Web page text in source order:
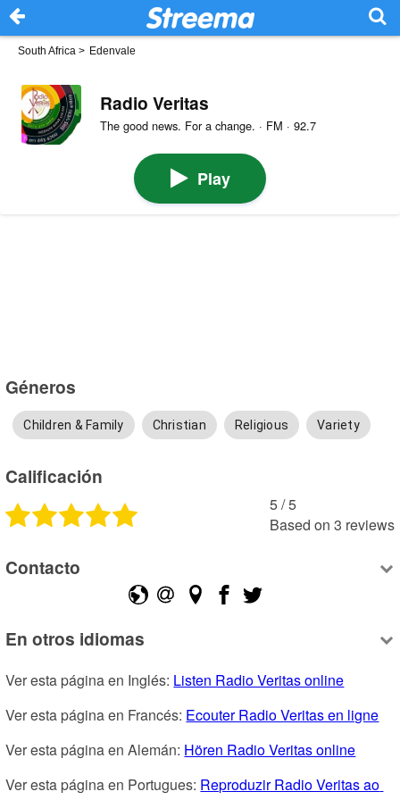
South Africa > Edenvale
Radio Veritas
The good news. For a change. · FM · 92.7
Play
Géneros
Children & Family Christian Religious Variety
Calificación
5 /5
Based on 3 reviews
Contacto
En otros idiomas
Ver esta página en Inglés: Listen Radio Veritas online
Ver esta página en Francés: Ecouter Radio Veritas en ligne
Ver esta página en Alemán: Hören Radio Veritas online
Ver esta página en Portugues: Reproduzir Radio Veritas ao